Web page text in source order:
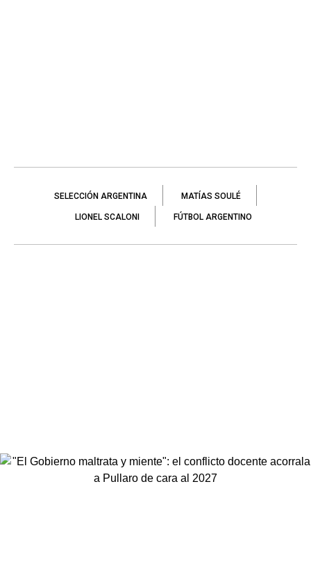
SELECCIÓN ARGENTINA MATÍAS SOULÉ
LIONEL SCALONI FÚTBOL ARGENTINO